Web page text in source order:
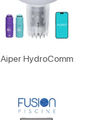
Aiper HydroComm